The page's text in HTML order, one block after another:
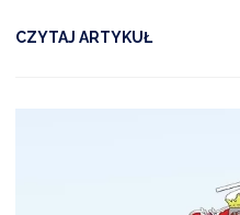
CZYTAJ ARTYKUŁ